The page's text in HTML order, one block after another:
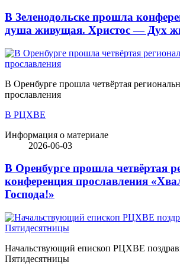
В Зеленодольске прошла
душа живущая. Христос — Дух
В Оренбурге прошла четвёртая
прославления
В РЦХВЕ
Информация о материале
2026-06-03
В Оренбурге прошла четвёртая
конференция прославления
Господа!»
Начальствующий епископ РЦХВЕ
Пятидесятницы